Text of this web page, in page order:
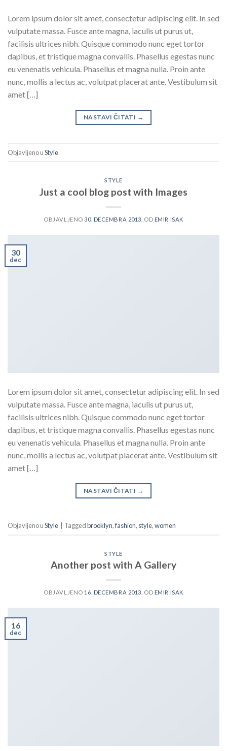
Lorem ipsum dolor sit amet, consectetur adipiscing elit. In sed
vulputate massa. Fusce ante magna, iaculis ut purus ut,
facilisis ultrices nibh. Quisque commodo nunc eget tortor
dapibus, et tristique magna convallis. Phasellus egestas nunc
eu venenatis vehicula. Phasellus et magna nulla. Proin ante
nunc, mollis a lectus ac, volutpat placerat ante. Vestibulum sit
amet […]
NASTAVI ČITATI →
Objavljeno uStyle
STYLE
Just a cool blog post with Images
OBJAVLJENO30. DECEMBRA 2013. OD EMIR ISAK
30
dec
Lorem ipsum dolor sit amet, consectetur adipiscing elit. In sed
vulputate massa. Fusce ante magna, iaculis ut purus ut,
facilisis ultrices nibh. Quisque commodo nunc eget tortor
dapibus, et tristique magna convallis. Phasellus egestas nunc
eu venenatis vehicula. Phasellus et magna nulla. Proin ante
nunc, mollis a lectus ac, volutpat placerat ante. Vestibulum sit
amet […]
NASTAVI ČITATI →
Objavljeno uStyle Taggedbrooklyn,fashion, style,women
STYLE
Another post with A Gallery
OBJAVLJENO 16. DECEMBRA 2013. OD EMIR ISAK
16
dec